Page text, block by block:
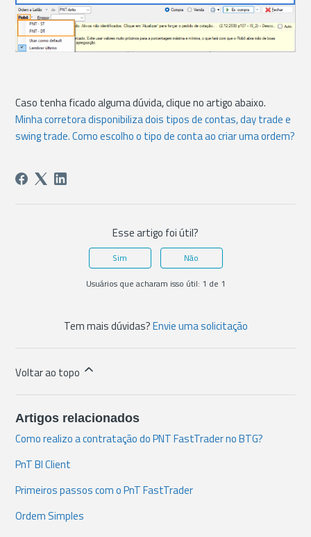
Caso tenha ficado alguma dúvida, clique no artigo abaixo.
Minha corretora disponibiliza dois tipos de contas, day trade e
swing trade. Como escolho o tipo de conta ao criar uma ordem?
Esse artigo foi útil?
Sim
Não
Usuários que acharam isso útil: 1 de 1
Tem mais dúvidas?Envie uma solicitação
Voltar ao topo
Artigos relacionados
Como realizo a contratação do PNT FastTrader no BTG?
PnT BI Client
Primeiros passos com o PnT FastTrader
Ordem Simples